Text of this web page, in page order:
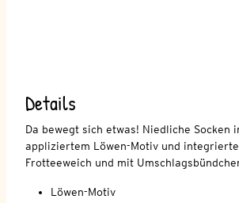
Details
Da bewegt sich etwas! Niedliche Socken
appliziertem Löwen-Motiv und
Frotteeweich und mit
Löwen-Motiv